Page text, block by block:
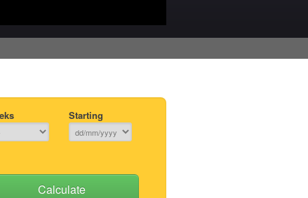
Starting
Calculate